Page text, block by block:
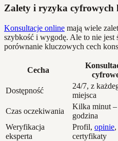
Zalety i ryzyka cyfrowych
Konsultacje online mają wiele
szybkość i wygodę. Ale to nie jest
porównanie kluczowych cech
Cecha
Dostępność
24/7, z
miejsca
Czas oczekiwania
Kilka minut –
godzina
Weryfikacja
eksperta
Profil, opinie,
certyfikaty